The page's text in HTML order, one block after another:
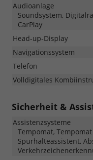
Audioanlage
Soundsystem,
CarPlay
Head-up-Display
Navigationssystem
Telefon
Volldigitales
Sicherheit &
Assistenzsysteme
Tempomat,
Spurhalteassistent,